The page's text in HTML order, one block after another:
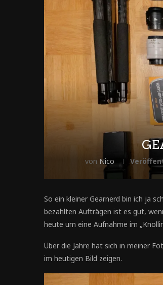
von Nico
So ein kleiner Gearnerd bin ich ja
bezahlten Aufträgen ist es gut,
heute um eine Aufnahme im
Über die Jahre hat sich in meiner
im heutigen Bild zeigen.